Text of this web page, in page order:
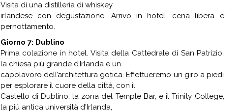
Visita di una distilleria di whiskey
irlandese con degustazione. Arrivo in hotel, cena libera e
pernottamento.
Giorno 7: Dublino
Prima colazione in hotel. Visita della Cattedrale di San Patrizio,
la chiesa più grande d’Irlanda e un
capolavoro dell’architettura gotica. Effettueremo un giro a piedi
per esplorare il cuore della città, con il
Castello di Dublino, la zona del Temple Bar, e il Trinity College,
la più antica università d'Irlanda,